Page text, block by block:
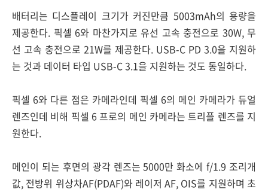
배터리는 디스플레이 크기가 커진만큼 5003mAh의 용량을
제공한다. 픽셀 6와 마찬가지로 유선 고속 충전으로 30W, 무
선 고속 충전으로 21W를 제공한다. USB-C PD 3.0을 지원하
는 것과 데이터 타입 USB-C 3.1을 지원하는 것도 동일하다.
픽셀 6와 다른 점은 카메라인데 픽셀 6의 메인 카메라가 듀얼
렌즈인데 비해 픽셀 6 프로의 메인 카메라는 트리플 렌즈를 지
원한다.
메인이 되는 후면의 광각 렌즈는 5000만 화소에 f/1.9 조리개
값, 전방위 위상차AF(PDAF)와 레이저 AF, OIS를 지원하며 초